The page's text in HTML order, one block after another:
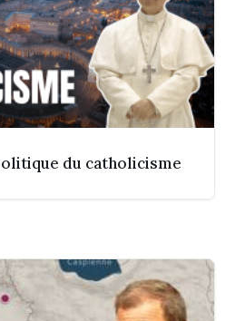
du catholicisme